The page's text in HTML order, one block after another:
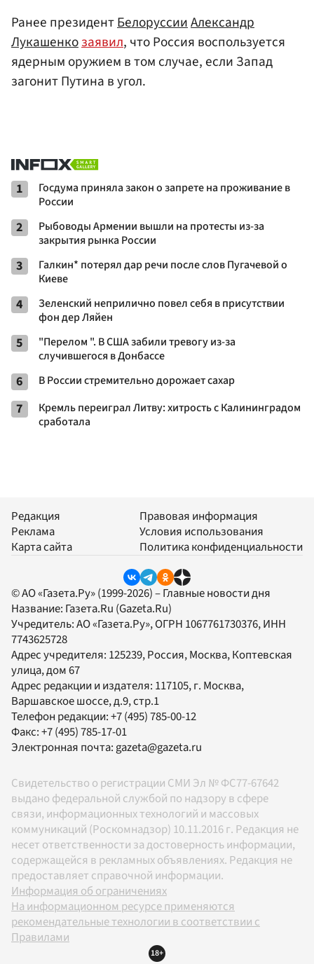
Ранее президентБелоруссииАлександр
Лукашенкозаявил, что Россия воспользуется
ядерным оружием в том случае, если Запад
загонит Путина в угол.
1
Госдума приняла закон о запрете на проживание в
России
2
Рыбоводы Армении вышли на протесты из-за
закрытия рынка России
3
Галкин* потерял дар речи после слов Пугачевой о
Киеве
4
Зеленский неприлично повел cебя в присутствии
фон дер Ляйен
5
"Перелом ". В США забили тревогу из-за
случившегося в Донбассе
6 В России стремительно дорожает сахар
7
Кремль переиграл Литву: хитрость с Калининградом
сработала
Редакция
Реклама
Карта сайта
Правовая информация
Условия использования
Политика конфиденциальности
© АО «Газета.Ру» (1999-2026) – Главные новости дня
Название: Газета.Ru (Gazeta.Ru)
Учредитель:АО «Газета.Ру», ОГРН 1067761730376, ИНН
7743625728
Адрес учредителя: 125239, Россия, Москва, Коптевская
улица, дом 67
Адрес редакции и издателя: 117105, г. Москва,
Варшавское шоссе, д.9, стр.1
Телефон редакции:+7 (495) 785-00-12
Факс:+7 (495) 785-17-01
Электронная почта:gazeta@gazeta.ru
Свидетельство о регистрации СМИ Эл № ФС77-67642
выдано федеральной службой по надзору в сфере
связи, информационных технологий и массовых
коммуникаций (Роскомнадзор) 10.11.2016 г. Редакция не
несет ответственности за достоверность информации,
содержащейся в рекламных объявлениях. Редакция не
предоставляет справочной информации.
Информация об ограничениях
На информационном ресурсе применяются
рекомендательные технологии в соответствии с
Правилами
18+